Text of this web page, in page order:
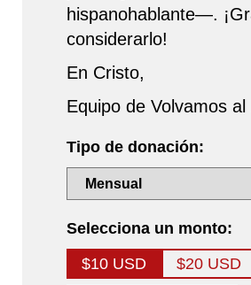
hispanohablante—.
considerarlo!
En Cristo,
Equipo de Volvamos al
Tipo de donación:
Selecciona un monto:
$10 USD
$20 USD